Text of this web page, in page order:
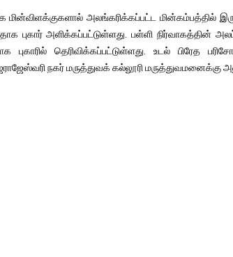
மின்விளக்குகளால் அலங்கரிக்கப்பட்ட மின்கம்பத்தில்
புகார் அளிக்கப்பட்டுள்ளது. பள்ளி நிர்வாகத்தின்
புகாரில் தெரிவிக்கப்பட்டுள்ளது. உடல் பிரேத
நகர் மருத்துவக் கல்லூரி மருத்துவமனைக்கு